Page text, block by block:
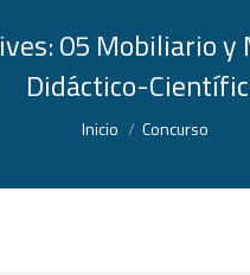
05 Mobiliario y
Didáctico-
Estás aquí:
Inicio Concurso